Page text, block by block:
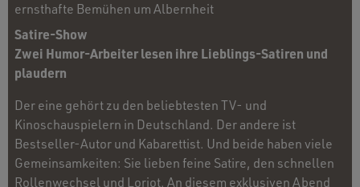
ernsthafte Bemühen um Albernheit
Satire-Show
Zwei Humor-Arbeiter lesen ihre Lieblings-Satiren und
plaudern
Der eine gehört zu den beliebtesten TV- und
Kinoschauspielern in Deutschland. Der andere ist
Bestseller-Autor und Kabarettist. Und beide haben viele
Gemeinsamkeiten: Sie lieben feine Satire, den schnellen
Rollenwechsel und Loriot. An diesem exklusiven Abend